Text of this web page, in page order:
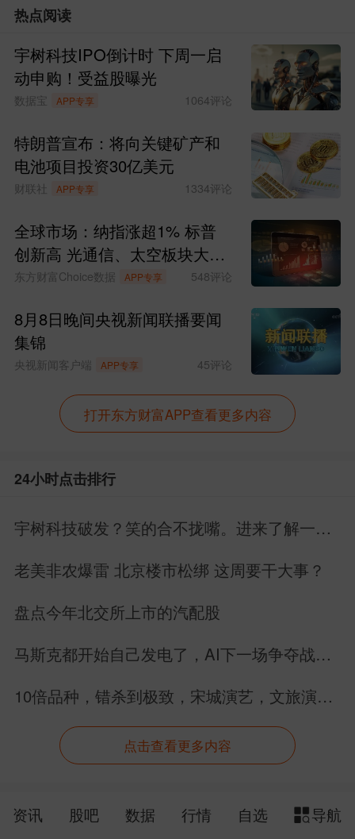
热点阅读
宇树科技IPO倒计时 下周一启
动申购！受益股曝光
数据宝 APP专享 1064评论
特朗普宣布：将向关键矿产和
电池项目投资30亿美元
财联社 APP专享 1334评论
全球市场：纳指涨超1% 标普
创新高 光通信、太空板块大涨
SpaceX涨超15%
东方财富Choice数据 APP专享 548评论
8月8日晚间央视新闻联播要闻
集锦
央视新闻客户端 APP专享 45评论
打开东方财富APP查看更多内容
24小时点击排行
宇树科技破发？笑的合不拢嘴。进来了解一下
老美非农爆雷 北京楼市松绑 这周要干大事？
盘点今年北交所上市的汽配股
马斯克都开始自己发电了，AI下一场争夺战还
10倍品种，错杀到极致，宋城演艺，文旅演绎
点击查看更多内容
资讯 股吧 数据 行情 自选 导航